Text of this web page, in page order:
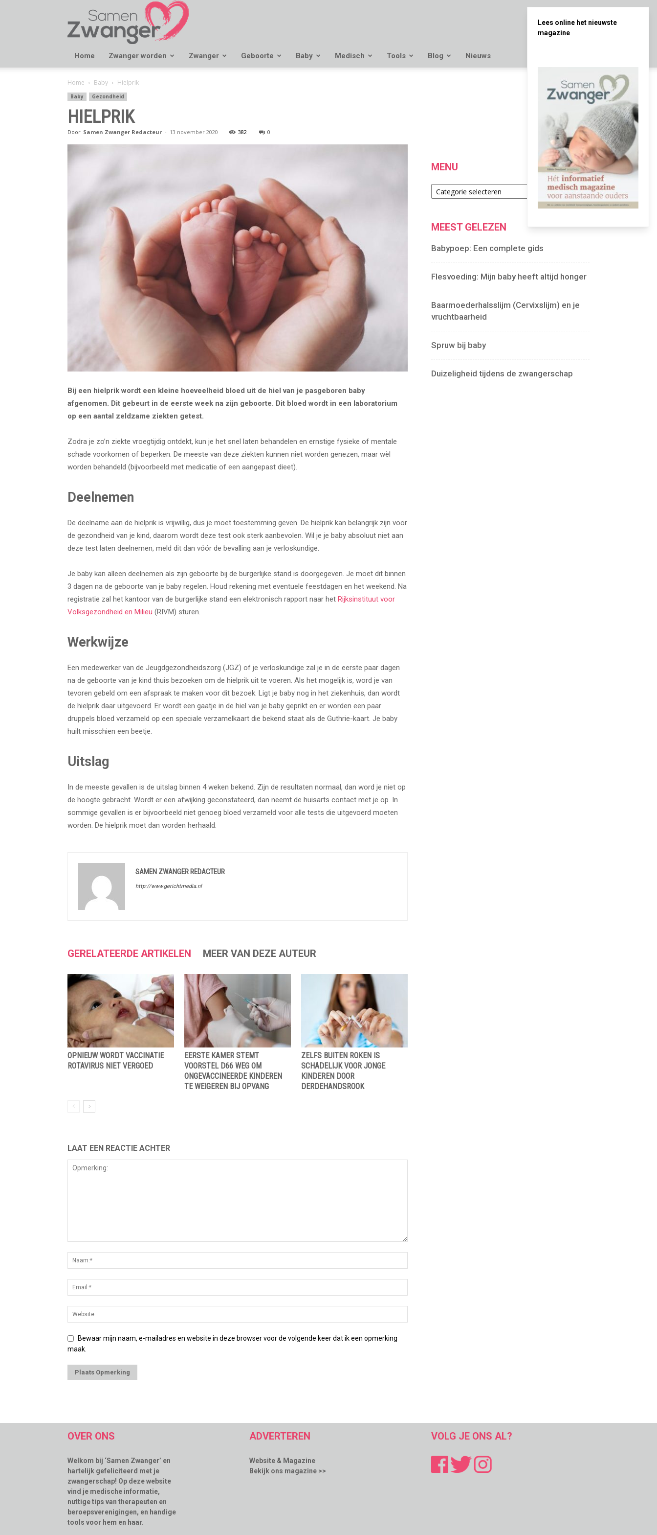
Samen
Zwanger
Home Zwanger worden Zwanger Geboorte Baby Medisch Tools Blog Nieuws
Home Baby Hielprik
Baby Gezondheid
HIELPRIK
Door Samen Zwanger Redacteur - 13 november 2020 382 0
Bij een hielprik wordt een kleine hoeveelheid bloed uit de hiel van je pasgeboren baby
afgenomen. Dit gebeurt in de eerste week na zijn geboorte. Dit bloed wordt in een laboratorium
op een aantal zeldzame ziekten getest.
Zodra je zo’n ziekte vroegtijdig ontdekt, kun je het snel laten behandelen en ernstige fysieke of mentale
schade voorkomen of beperken. De meeste van deze ziekten kunnen niet worden genezen, maar wèl
worden behandeld (bijvoorbeeld met medicatie of een aangepast dieet).
Deelnemen
De deelname aan de hielprik is vrijwillig, dus je moet toestemming geven. De hielprik kan belangrijk zijn voor
de gezondheid van je kind, daarom wordt deze test ook sterk aanbevolen. Wil je je baby absoluut niet aan
deze test laten deelnemen, meld dit dan vóór de bevalling aan je verloskundige.
Je baby kan alleen deelnemen als zijn geboorte bij de burgerlijke stand is doorgegeven. Je moet dit binnen
3 dagen na de geboorte van je baby regelen. Houd rekening met eventuele feestdagen en het weekend. Na
registratie zal het kantoor van de burgerlijke stand een elektronisch rapport naar het Rijksinstituut voor
Volksgezondheid en Milieu (RIVM) sturen.
Werkwijze
Een medewerker van de Jeugdgezondheidszorg (JGZ) of je verloskundige zal je in de eerste paar dagen
na de geboorte van je kind thuis bezoeken om de hielprik uit te voeren. Als het mogelijk is, word je van
tevoren gebeld om een ​​afspraak te maken voor dit bezoek. Ligt je baby nog in het ziekenhuis, dan wordt
de hielprik daar uitgevoerd. Er wordt een gaatje in de hiel van je baby geprikt en er worden een paar
druppels bloed verzameld op een speciale verzamelkaart die bekend staat als de Guthrie-kaart. Je baby
huilt misschien een beetje.
Uitslag
In de meeste gevallen is de uitslag binnen 4 weken bekend. Zijn de resultaten normaal, dan word je niet op
de hoogte gebracht. Wordt er een afwijking geconstateerd, dan neemt de huisarts contact met je op. In
sommige gevallen is er bijvoorbeeld niet genoeg bloed verzameld voor alle tests die uitgevoerd moeten
worden. De hielprik moet dan worden herhaald.
SAMEN ZWANGER REDACTEUR
http://www.gerichtmedia.nl
GERELATEERDE ARTIKELEN MEER VAN DEZE AUTEUR
OPNIEUW WORDT VACCINATIE
ROTAVIRUS NIET VERGOED
EERSTE KAMER STEMT
VOORSTEL D66 WEG OM
ONGEVACCINEERDE KINDEREN
TE WEIGEREN BIJ OPVANG
ZELFS BUITEN ROKEN IS
SCHADELIJK VOOR JONGE
KINDEREN DOOR
DERDEHANDSROOK
LAAT EEN REACTIE ACHTER
Bewaar mijn naam, e-mailadres en website in deze browser voor de volgende keer dat ik een opmerking
maak.
MENU
Menu
MEEST GELEZEN
Babypoep: Een complete gids
Flesvoeding: Mijn baby heeft altijd honger
Baarmoederhalsslijm (Cervixslijm) en je
vruchtbaarheid
Spruw bij baby
Duizeligheid tijdens de zwangerschap
OVER ONS
Welkom bij ‘Samen Zwanger’ en
hartelijk gefeliciteerd met je
zwangerschap! Op deze website
vind je medische informatie,
nuttige tips van therapeuten en
beroepsverenigingen, en handige
tools voor hem en haar.
ADVERTEREN
Website & Magazine
Bekijk ons magazine >>
VOLG JE ONS AL?
Lees online het nieuwste
magazine